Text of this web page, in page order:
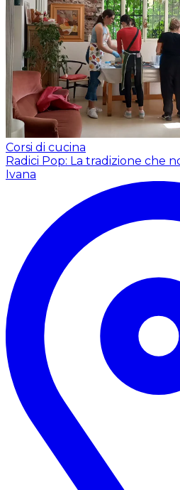
Corsi di cucina
Radici Pop: La tradizione che
Ivana